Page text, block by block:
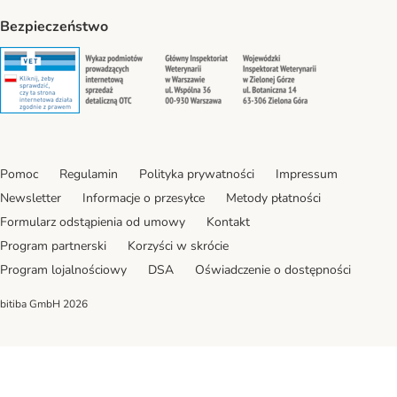
Bezpieczeństwo
Security Security Security
Pomoc Regulamin Polityka prywatności
Impressum
Newsletter
Informacje o przesyłce
Metody płatności
Formularz odstąpienia od umowy
Kontakt
Program partnerski
Korzyści w skrócie
Program lojalnościowy
DSA Oświadczenie o dostępności
bitiba GmbH 2026